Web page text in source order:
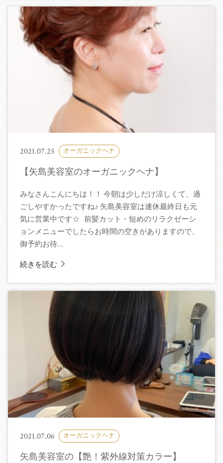
2021.07.25 オーガニックヘナ
【矢島美容室のオーガニックヘナ】
みなさんこんにちは！！ 今朝は少しだけ涼しくて、過
ごしやすかったですね♪ 矢島美容室は連休最終日も元
気に営業中です☆ 前髪カット・短めのリラクゼーシ
ョンメニューでしたらお時間の空きがありますので、
御予約お待…
続きを読む
2021.07.06 オーガニックヘナ
矢島美容室の【艶！紫外線対策カラー】